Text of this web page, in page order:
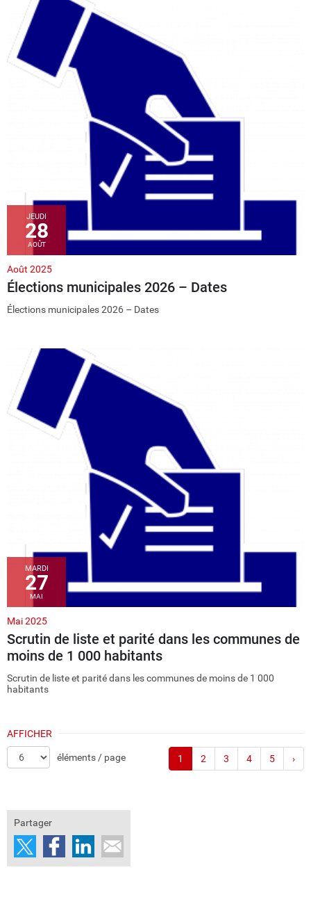
JEUDI
28
AOÛT
Août 2025
Élections municipales 2026 – Dates
Élections municipales 2026 – Dates
MARDI
27
MAI
Mai 2025
Scrutin de liste et parité dans les communes de
moins de 1 000 habitants
Scrutin de liste et parité dans les communes de moins de 1 000
habitants
1 2 3 4 5 ›
AFFICHER
éléments / page
Partager